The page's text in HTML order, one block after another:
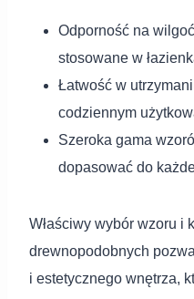
Odporność na
stosowane w
Łatwość w
codziennym
Szeroka gama
dopasować do
Właściwy wybór wzoru i
drewnopodobnych
i estetycznego wnętrza,